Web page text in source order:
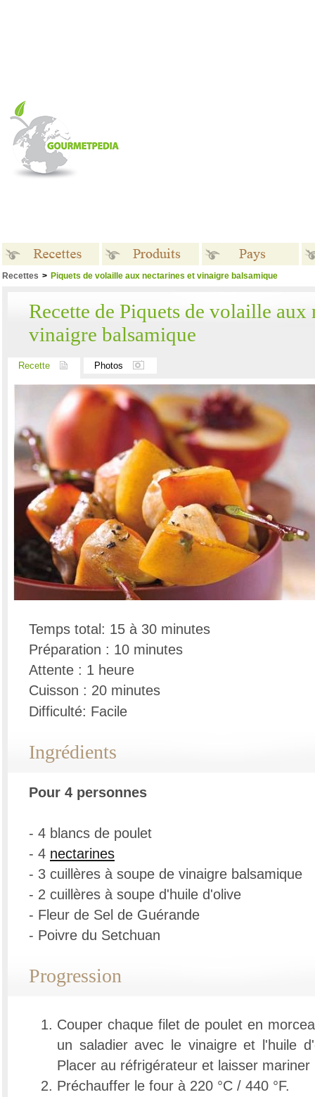
Recettes > Piquets de volaille aux nectarines et vinaigre balsamique
Recette de Piquets de volaille aux
vinaigre balsamique
Recette Photos
Temps total: 15 à 30 minutes
Préparation : 10 minutes
Attente : 1 heure
Cuisson : 20 minutes
Difficulté: Facile
Ingrédients
Pour 4 personnes
- 4 blancs de poulet
- 4 nectarines
- 3 cuillères à soupe de vinaigre balsamique
- 2 cuillères à soupe d'huile d'olive
- Fleur de Sel de Guérande
- Poivre du Setchuan
Progression
Couper chaque filet de poulet en
un saladier avec le vinaigre et l'huile
Placer au réfrigérateur et laisser mariner
Préchauffer le four à 220 °C / 440 °F.